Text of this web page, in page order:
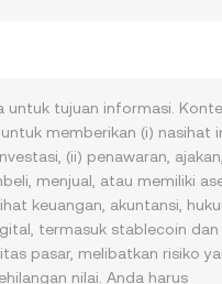
untuk tujuan informasi.
memberikan (i) nasihat
(ii) penawaran,
menjual, atau memiliki
keuangan, akuntansi,
termasuk stablecoin dan
pasar, melibatkan risiko
nilai. Anda harus